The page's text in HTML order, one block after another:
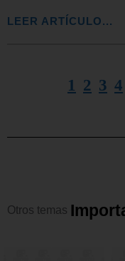
LEER ARTÍCULO...
1 2 3 4
Otros temas Import